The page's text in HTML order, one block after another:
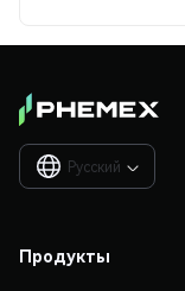
Русский 
Продукты